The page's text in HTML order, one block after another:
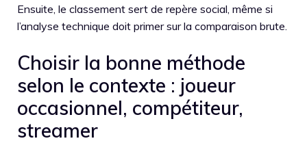
Ensuite, le classement sert de repère social, même si
l’analyse technique doit primer sur la comparaison brute.
Choisir la bonne méthode
selon le contexte : joueur
occasionnel, compétiteur,
streamer